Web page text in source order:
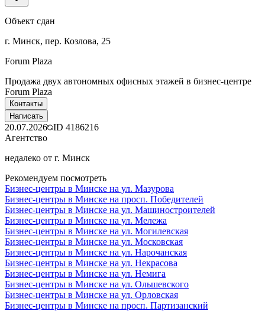
Объект сдан
г. Минск, пер. Козлова, 25
Forum Plaza
Продажа двух автономных офисных этажей в бизнес-центре
Forum Plaza
Контакты
Написать
20.07.2026 ID 4186216
Агентство
недалеко от г. Минск
Рекомендуем посмотреть
Бизнес-центры в Минске на ул. Мазурова
Бизнес-центры в Минске на просп. Победителей
Бизнес-центры в Минске на ул. Машиностроителей
Бизнес-центры в Минске на ул. Мележа
Бизнес-центры в Минске на ул. Могилевская
Бизнес-центры в Минске на ул. Московская
Бизнес-центры в Минске на ул. Нарочанская
Бизнес-центры в Минске на ул. Некрасова
Бизнес-центры в Минске на ул. Немига
Бизнес-центры в Минске на ул. Ольшевского
Бизнес-центры в Минске на ул. Орловская
Бизнес-центры в Минске на просп. Партизанский